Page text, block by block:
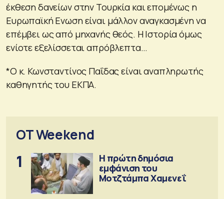
έκθεση δανείων στην Τουρκία και επομένως η
Ευρωπαϊκή Ενωση είναι μάλλον αναγκασμένη να
επέμβει ως από μηχανής θεός. Η Ιστορία όμως
ενίοτε εξελίσσεται απρόβλεπτα…
*O κ. Κωνσταντίνος Παΐδας είναι αναπληρωτής
καθηγητής του ΕΚΠΑ.
OT Weekend
1
Η πρώτη δημόσια
εμφάνιση του
Μοτζτάμπα Χαμενεΐ